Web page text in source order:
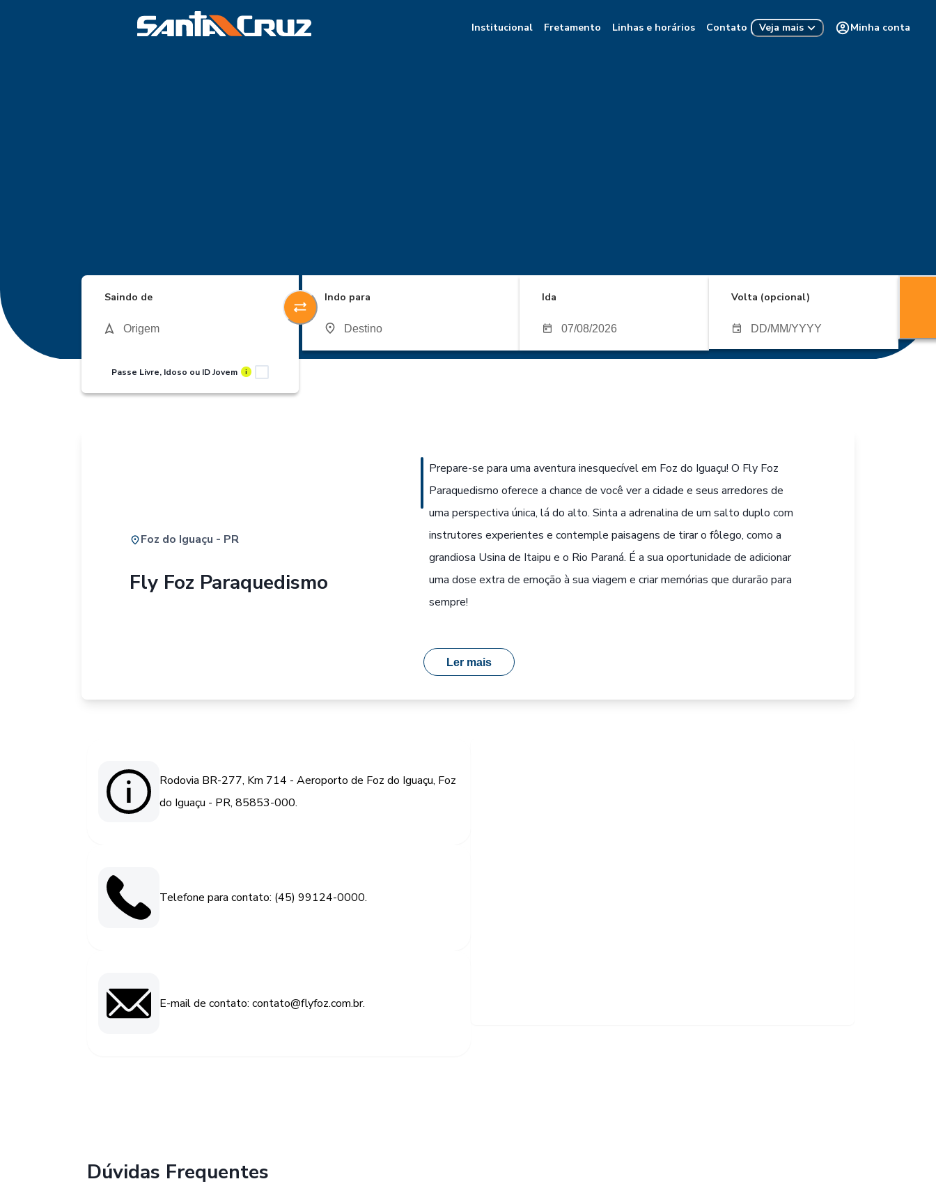
Institucional Fretamento Linhas e horários Contato Veja mais Minha conta
Saindo de
Passe Livre, Idoso ou ID Jovem i
Indo para Ida Volta (opcional)
Foz do Iguaçu - PR
Fly Foz Paraquedismo
Prepare-se para uma aventura inesquecível em Foz do Iguaçu! O Fly Foz
Paraquedismo oferece a chance de você ver a cidade e seus arredores de
uma perspectiva única, lá do alto. Sinta a adrenalina de um salto duplo com
instrutores experientes e contemple paisagens de tirar o fôlego, como a
grandiosa Usina de Itaipu e o Rio Paraná. É a sua oportunidade de adicionar
uma dose extra de emoção à sua viagem e criar memórias que durarão para
sempre!
Ler mais
Rodovia BR-277, Km 714 - Aeroporto de Foz do Iguaçu, Foz
do Iguaçu - PR, 85853-000.
Telefone para contato: (45) 99124-0000.
E-mail de contato: contato@flyfoz.com.br.
Dúvidas Frequentes